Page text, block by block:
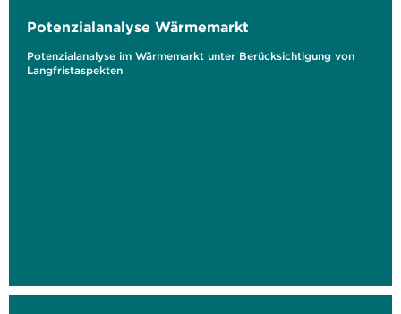
Potenzialanalyse Wärmemarkt
Potenzialanalyse im Wärmemarkt unter Berücksichtigung von
Langfristaspekten